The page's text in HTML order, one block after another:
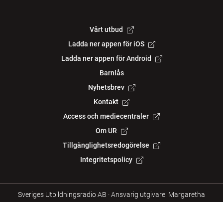
Vårt utbud
Ladda ner appen för iOS
Ladda ner appen för Android
Barnlås
Nyhetsbrev
Kontakt
Access och mediecentraler
Om UR
Tillgänglighetsredogörelse
Integritetspolicy
Sveriges Utbildningsradio AB ·Ansvarig utgivare: Margaretha